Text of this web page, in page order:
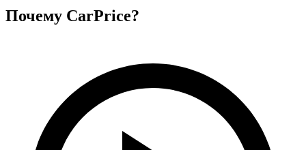
Почему CarPrice?